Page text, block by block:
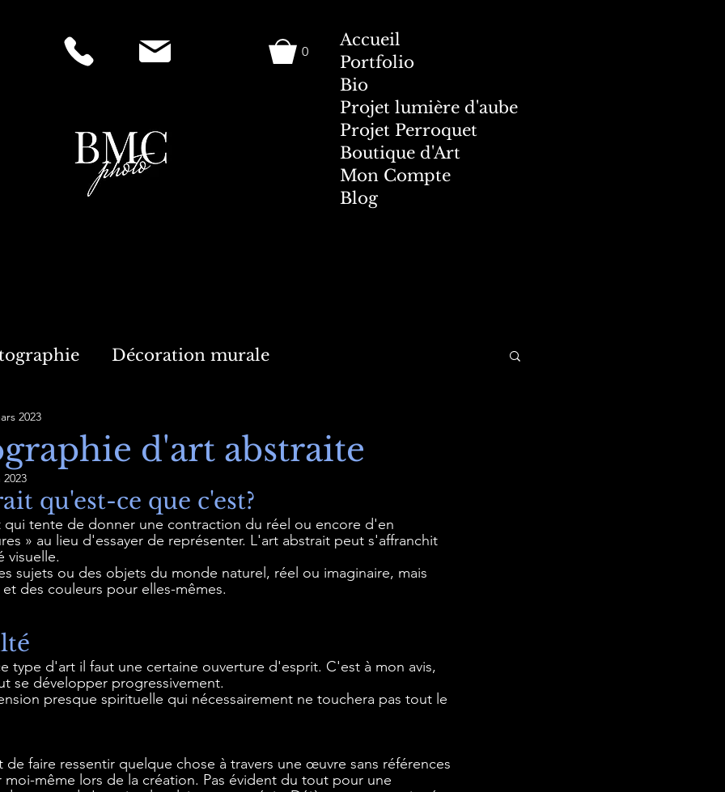
0
Accueil
Portfolio
Bio
Projet lumière d'aube
Projet Perroquet
Boutique d'Art
Mon Compte
Blog
Décoration murale
d'art abstraite
2023
2023
qu'est-ce que c'est?
qui tente de donner une contraction du réel ou encore d'en
» au lieu d'essayer de représenter. L'art abstrait peut s'affranchit
visuelle.
sujets ou des objets du monde naturel, réel ou imaginaire, mais
des couleurs pour elles-mêmes.
type d'art il faut une certaine ouverture d'esprit. C'est à mon avis,
se développer progressivement.
presque spirituelle qui nécessairement ne touchera pas tout le
de faire ressentir quelque chose à travers une œuvre sans références
même lors de la création. Pas évident du tout pour une